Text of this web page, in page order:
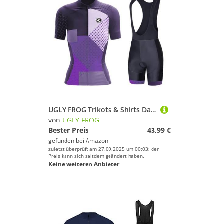
UGLY FROG Trikots & Shirts Damen Fahrrad Radbekleidung Sommer Mountain Set Gel Bib Shorts
von UGLY FROG
Bester Preis
43,99 €
gefunden bei Amazon
zuletzt überprüft am 27.09.2025 um 00:03; der
Preis kann sich seitdem geändert haben.
Keine weiteren Anbieter